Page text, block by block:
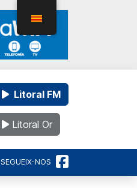
Litoral FM
Litoral Or
SEGUEIX-NOS